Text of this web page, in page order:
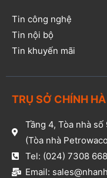
Tin công nghệ
Tin nội bộ
Tin khuyến mãi
TRỤ SỞ CHÍNH
Tầng 4, Tòa nhà
(Tòa nhà
Tel: (024) 7308
Email: